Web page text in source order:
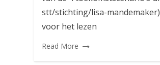
stt/stichting/lisa-
voor het lezen
Read More